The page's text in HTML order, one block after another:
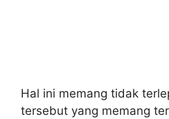
Hal ini memang tidak
tersebut yang memang